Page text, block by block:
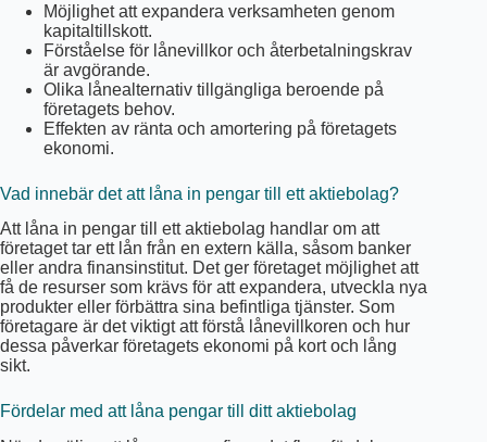
Möjlighet att expandera verksamheten genom
kapitaltillskott.
Förståelse för lånevillkor och återbetalningskrav
är avgörande.
Olika lånealternativ tillgängliga beroende på
företagets behov.
Effekten av ränta och amortering på företagets
ekonomi.
Vad innebär det att låna in pengar till ett aktiebolag?
Att låna in pengar till ett aktiebolag handlar om att
företaget tar ett lån från en extern källa, såsom banker
eller andra finansinstitut. Det ger företaget möjlighet att
få de resurser som krävs för att expandera, utveckla nya
produkter eller förbättra sina befintliga tjänster. Som
företagare är det viktigt att förstå lånevillkoren och hur
dessa påverkar företagets ekonomi på kort och lång
sikt.
Fördelar med att låna pengar till ditt aktiebolag